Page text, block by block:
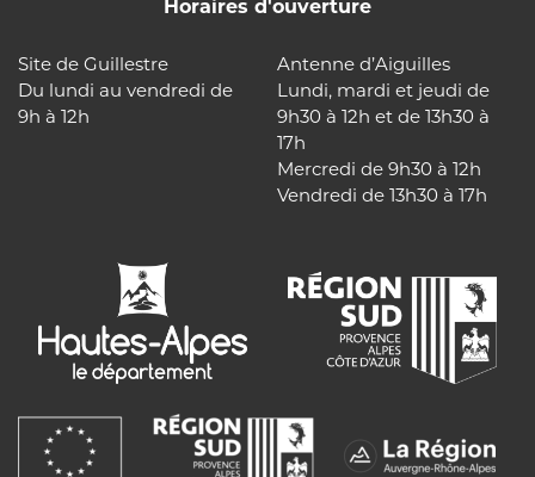
Horaires d'ouverture
Site de Guillestre
Du lundi au vendredi de
9h à 12h
Antenne d’Aiguilles
Lundi, mardi et jeudi de
9h30 à 12h et de 13h30 à
17h
Mercredi de 9h30 à 12h
Vendredi de 13h30 à 17h